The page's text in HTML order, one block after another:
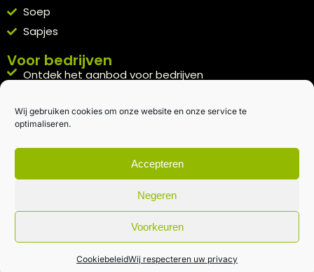
Wij gebruiken cookies om onze website en onze service te
optimaliseren.
Accepteren
Negeren
Voorkeuren
CookiebeleidWij respecteren uw privacy
Soep
Sapjes
Voor bedrijven
Ontdek het aanbod voor bedrijven
Kennismakingspakket aanvragen
Blijft op de hoogte
Rechtstreeks van het veld naar je inbox.
Inschrijven nieuwsbrief
Algemene voorwaarden|Privacybeleid| gemaakt met door
creativitijd